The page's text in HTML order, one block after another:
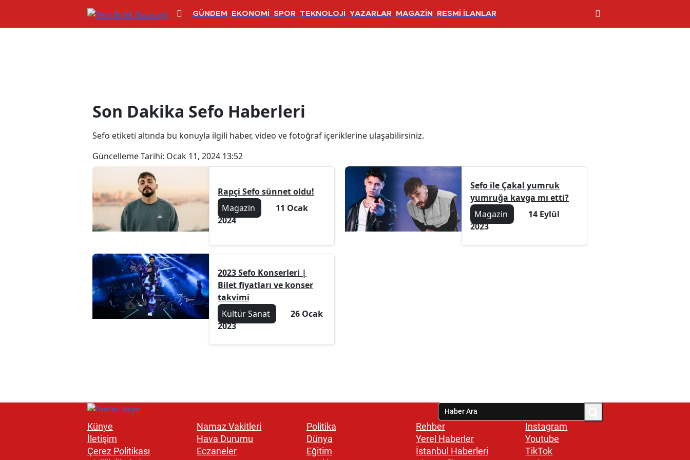
GÜNDEM EKONOMİ SPOR TEKNOLOJİ YAZARLAR MAGAZİN RESMİ İLANLAR
Son Dakika Sefo Haberleri
Sefo etiketi altında bu konuyla ilgili haber, video ve fotoğraf içeriklerine ulaşabilirsiniz.
Güncelleme Tarihi: Ocak 11, 2024 13:52
Rapçi Sefo sünnet oldu!
Magazin
11 Ocak
2024
Sefo ile Çakal yumruk
yumruğa kavga mı etti?
Magazin
14 Eylül
2023
2023 Sefo Konserleri |
Bilet fiyatları ve konser
takvimi
Kültür Sanat
26 Ocak
2023
Künye
İletişim
Çerez Politikası
Namaz Vakitleri
Hava Durumu
Eczaneler
Politika
Dünya
Eğitim
Rehber
Yerel Haberler
İstanbul Haberleri
Instagram
Youtube
TikTok